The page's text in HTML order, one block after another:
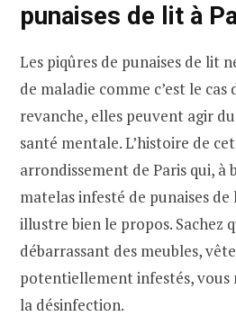
punaises de lit à
Les piqûres de punaises de lit
de maladie comme c’est le cas
revanche, elles peuvent agir
santé mentale. L’histoire de
arrondissement de Paris qui, à
matelas infesté de punaises
illustre bien le propos. Sachez
débarrassant des meubles,
potentiellement infestés, vous
la désinfection.